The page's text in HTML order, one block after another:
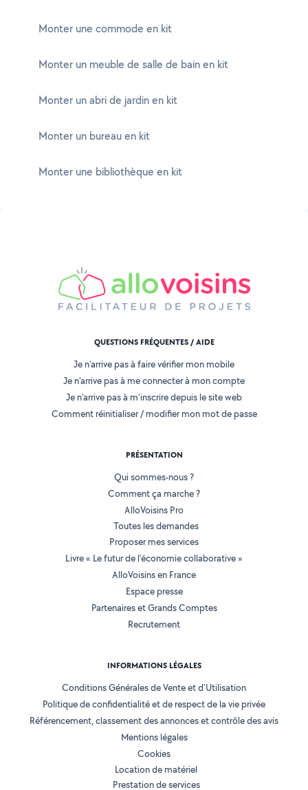
Monter une commode en kit
Monter un meuble de salle de bain en kit
Monter un abri de jardin en kit
Monter un bureau en kit
Monter une bibliothèque en kit
QUESTIONS FRÉQUENTES / AIDE
Je n'arrive pas à faire vérifier mon mobile
Je n'arrive pas à me connecter à mon compte
Je n'arrive pas à m'inscrire depuis le site web
Comment réinitialiser / modifier mon mot de passe
PRÉSENTATION
Qui sommes-nous ?
Comment ça marche ?
AlloVoisins Pro
Toutes les demandes
Proposer mes services
Livre « Le futur de l'économie collaborative »
AlloVoisins en France
Espace presse
Partenaires et Grands Comptes
Recrutement
INFORMATIONS LÉGALES
Conditions Générales de Vente et d'Utilisation
Politique de confidentialité et de respect de la vie privée
Référencement, classement des annonces et contrôle des avis
Mentions légales
Cookies
Location de matériel
Prestation de services